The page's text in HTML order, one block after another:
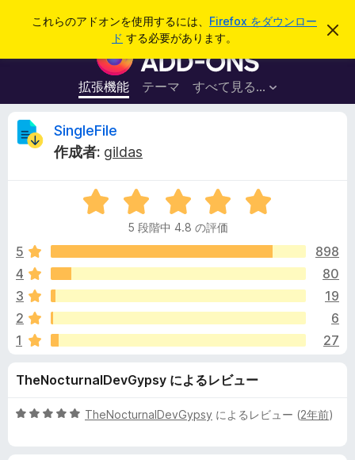
これらのアドオンを使用するには、 Firefox をダウンロー
ド する必要があります。
こ
を
F
i
r
e
ラ
ウ
ザ
ー
ド
オ
ン
拡張機能 テーマ すべて見る...
ログイン
S
g
l
e
F
i
SingleFile
作成者: gildas
5
段
中
.
の
価
5 段階中 4.8 の評価
5
898
4
80
3
19
2
6
1
27
TheNocturnalDevGypsy によるレビュー
5
TheNocturnalDevGypsy によるレビュー (2年前)